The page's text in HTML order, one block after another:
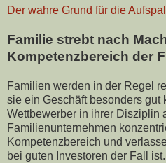
Der wahre Grund für die
Familie strebt nach
Kompetenzbereich der
Familien werden in der Regel
sie ein Geschäft besonders gut
Wettbewerber in ihrer Disziplin
Familienunternehmen
Kompetenzbereich und
bei guten Investoren der Fall